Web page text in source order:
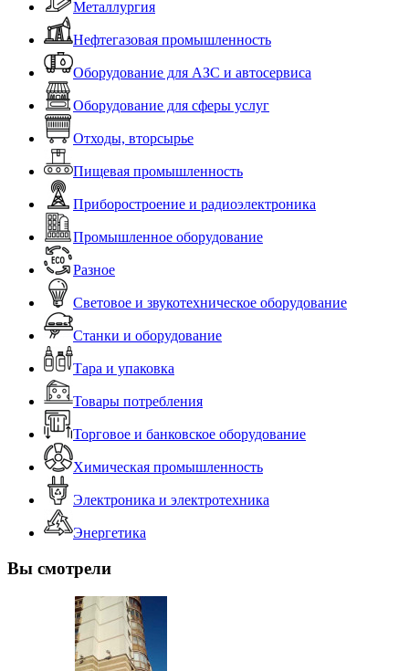
Металлургия
Нефтегазовая промышленность
Оборудование для АЗС и автосервиса
Оборудование для сферы услуг
Отходы, вторсырье
Пищевая промышленность
Приборостроение и радиоэлектроника
Промышленное оборудование
Разное
Световое и звукотехническое оборудование
Станки и оборудование
Тара и упаковка
Товары потребления
Торговое и банковское оборудование
Химическая промышленность
Электроника и электротехника
Энергетика
Вы смотрели